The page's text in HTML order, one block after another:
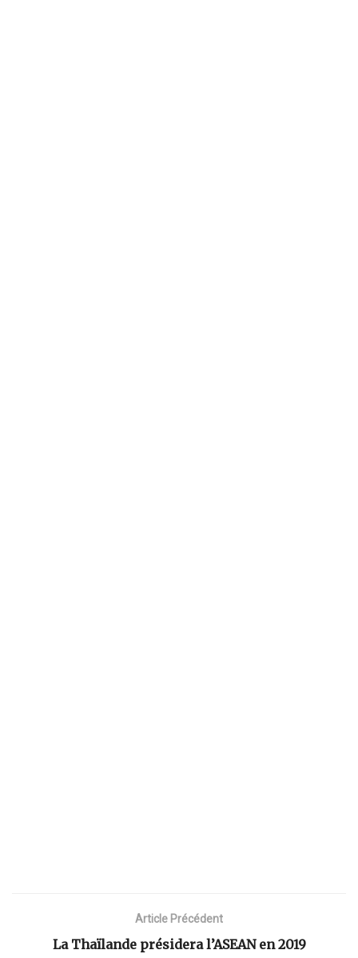
Article Précédent
La Thaïlande présidera l’ASEAN en 2019